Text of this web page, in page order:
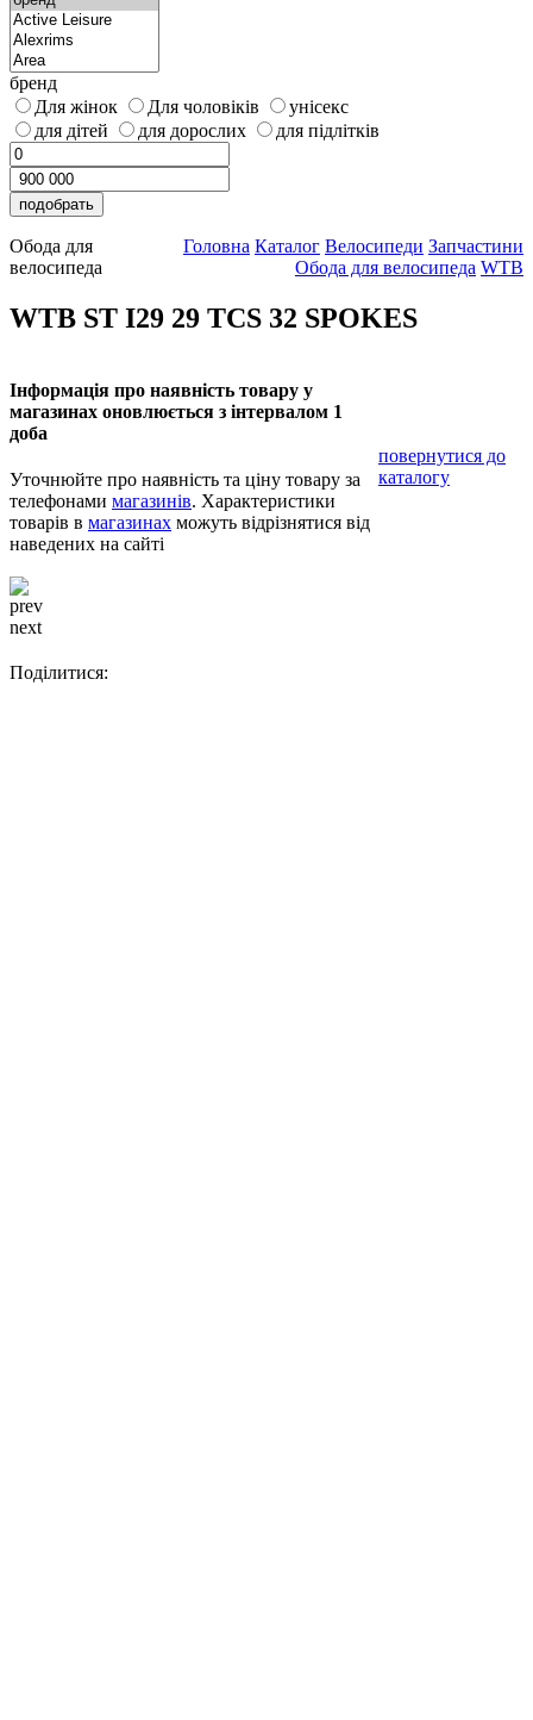
бренд
Для жінок
Для чоловіків
унісекс
для дітей
для дорослих для підлітків
Обода для
велосипеда
Головна Каталог Велосипеди Запчастини
Обода для велосипеда WTB
WTB ST I29 29 TCS 32 SPOKES
Інформація про наявність товару у
магазинах оновлюється з інтервалом 1
доба
Уточнюйте про наявність та ціну товару за
телефонами магазинів. Характеристики
товарів в магазинах можуть відрізнятися від
наведених на сайті
повернутися до
каталогу
prev
next
Поділитися: